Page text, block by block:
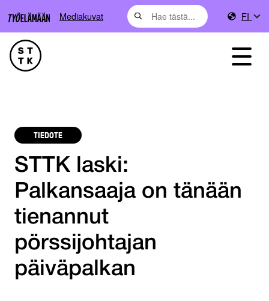
Mediakuvat FI
TIEDOTE
STTK laski:
Palkansaaja on tänään
tienannut
pörssijohtajan
päiväpalkan